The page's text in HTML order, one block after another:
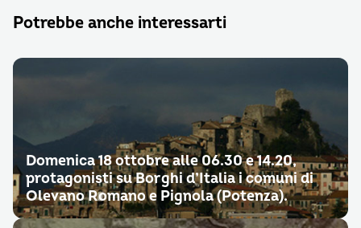
Potrebbe anche interessarti
Domenica 18 ottobre alle 06.30 e 14.20,
protagonisti su Borghi d’Italia i comuni di
Olevano Romano e Pignola (Potenza).